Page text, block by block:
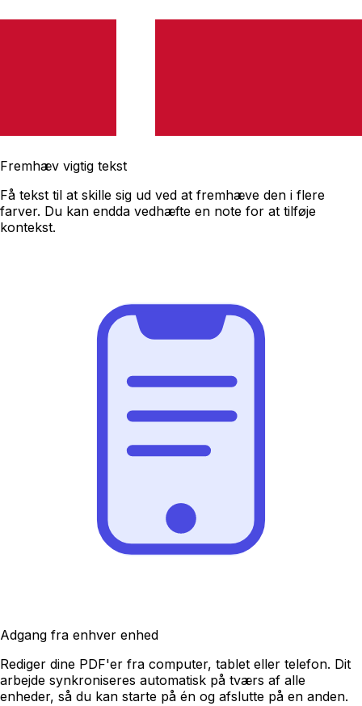
Fremhæv vigtig tekst
Få tekst til at skille sig ud ved at fremhæve den i flere
farver. Du kan endda vedhæfte en note for at tilføje
kontekst.
Adgang fra enhver enhed
Rediger dine PDF'er fra computer, tablet eller telefon. Dit
arbejde synkroniseres automatisk på tværs af alle
enheder, så du kan starte på én og afslutte på en anden.